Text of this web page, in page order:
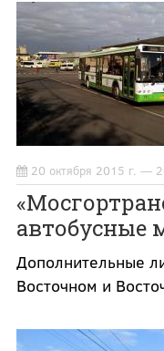
20 октября 2015 г. —
автобусные
Дополнительные
Восточном и